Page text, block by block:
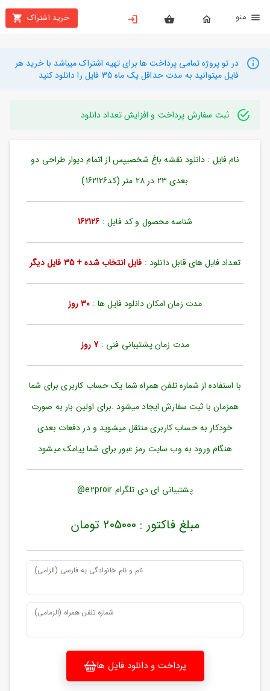
خرید اشتراک
بستن
محصولات
تهیه
راهنما
دانلود
ورود
به
بازیابی
رمز
مندی
ها
در تو پروژه تمامی پرداخت ها برای تهیه اشتراک میباشد با خرید هر
فایل میتوانید به مدت حداقل یک ماه 35 فایل را دانلود کنید
ثبت سفارش پرداخت و افزایش تعداد دانلود
نام فایل : دانلود نقشه باغ شخصیپس از اتمام دیوار طراحی دو
بعدی 23 در 28 متر (کد162126)
شناسه محصول و کد فایل : 162126
تعداد فایل های قابل دانلود : فایل انتخاب شده + 35 فایل دیگر
مدت زمان امکان دانلود فایل ها : 30 روز
مدت زمان پشتیبانی فنی :7 روز
با استفاده از شماره تلفن همراه شما یک حساب کاربری برای شما
همزمان با ثبت سفارش ایجاد میشود .برای اولین بار به صورت
خودکار به حساب کاربری منتقل میشوید و در دفعات بعدی
هنگام ورود به وب سایت رمز عبور برای شما پیامک میشود
پشتیبانی ای دی تلگرام e2proir@
مبلغ فاکتور : 205000 تومان
نام و نام خانوادگی به فارسی (الزامی)
شماره تلفن همراه (الزمامی)
پرداخت و دانلود فایل ها